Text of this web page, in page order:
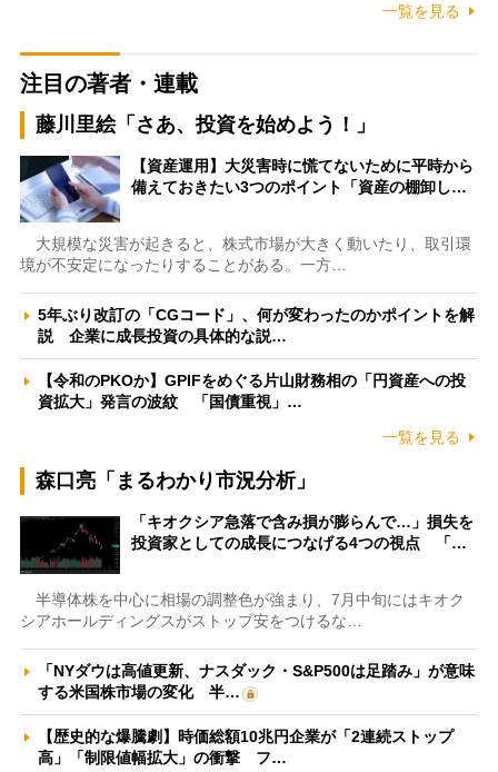
一覧を見る
注目の著者・連載
藤川里絵「さあ、投資を始めよう！」
【資産運用】大災害時に慌てないために平時から
備えておきたい3つのポイント「資産の棚卸し…
大規模な災害が起きると、株式市場が大きく動いたり、取引環
境が不安定になったりすることがある。一方…
5年ぶり改訂の「CGコード」、何が変わったのかポイントを解
説 企業に成長投資の具体的な説…
【令和のPKOか】GPIFをめぐる片山財務相の「円資産への投
資拡大」発言の波紋 「国債重視」…
一覧を見る
森口亮「まるわかり市況分析」
「キオクシア急落で含み損が膨らんで…」損失を
投資家としての成長につなげる4つの視点 「…
半導体株を中心に相場の調整色が強まり、7月中旬にはキオク
シアホールディングスがストップ安をつけるな…
「NYダウは高値更新、ナスダック・S&P500は足踏み」が意味
する米国株市場の変化 半…
【歴史的な爆騰劇】時価総額10兆円企業が「2連続ストップ
高」「制限値幅拡大」の衝撃 フ…